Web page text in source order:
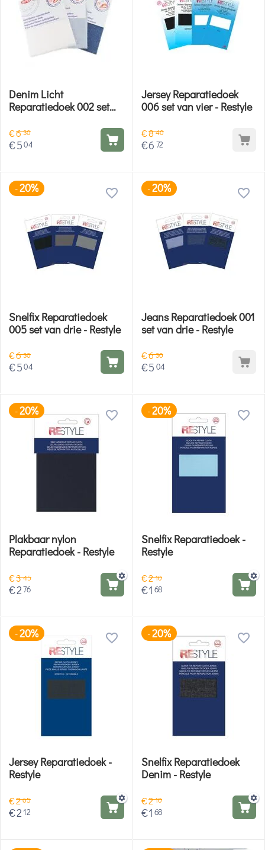
Denim Licht
Reparatiedoek 002 set
€630
€504
Jersey Reparatiedoek
006 set van vier - Restyle
€840
€6 72
-20%
Snelfix Reparatiedoek
005 set van drie - Restyle
€630
€504
-20%
Jeans Reparatiedoek 001
set van drie - Restyle
€630
€5 04
-20%
Plakbaar nylon
Reparatiedoek - Restyle
€345
€276
-20%
Snelfix Reparatiedoek -
Restyle
€210
€1 68
-20%
Jersey Reparatiedoek -
Restyle
€265
€212
-20%
Snelfix Reparatiedoek
Denim - Restyle
€210
€1 68